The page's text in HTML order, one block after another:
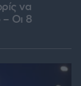
να
Οι 8